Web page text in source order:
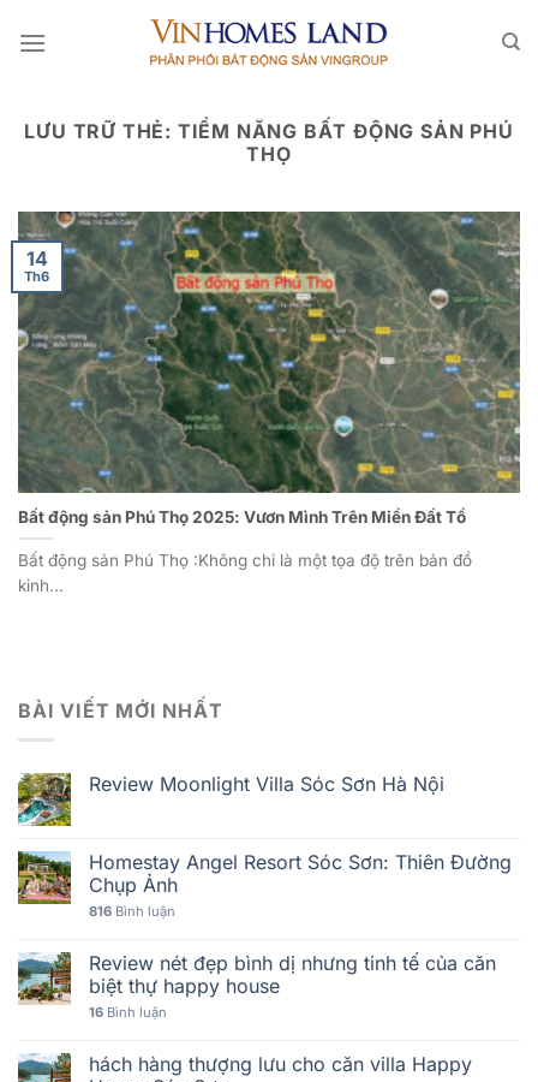
qua
LƯU TRỮ THẺ: TIỀM NĂNG BẤT ĐỘNG SẢN PHÚ
THỌ
Bất động sản Phú Thọ 2025: Vươn Mình Trên Miền Đất Tổ
Bất động sản Phú Thọ :Không chỉ là một tọa độ trên bản đồ
kinh...
14
Th6
BÀI VIẾT MỚI NHẤT
Review Moonlight Villa Sóc Sơn Hà Nội
Homestay Angel Resort Sóc Sơn: Thiên Đường
Chụp Ảnh
816 Bình luận
Review nét đẹp bình dị nhưng tinh tế của căn
biệt thự happy house
16 Bình luận
hách hàng thượng lưu cho căn villa Happy